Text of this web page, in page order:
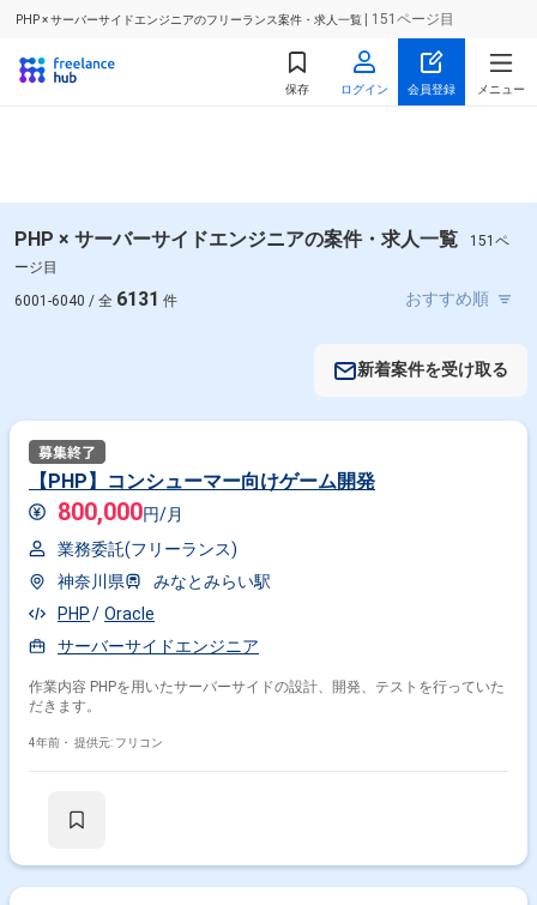
PHP × サーバーサイドエンジニアのフリーランス案件・求人一覧 | 151ページ目
保存 ログイン 会員登録 メニュー
PHP × サーバーサイドエンジニアの案件・求人一覧
151ペ
ージ目
6001-6040 / 全 6131 件
新着案件を受け取る
【PHP】コンシューマー向けゲーム開発
800,000円/月
業務委託(フリーランス)
神奈川県
みなとみらい駅
PHP
Oracle
サーバーサイドエンジニア
作業内容 PHPを用いたサーバーサイドの設計、開発、テストを行っていた
だきます。
4年前・ 提供元: フリコン